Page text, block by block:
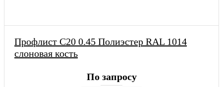
Профлист С20 0.45 Полиэстер RAL 1014
слоновая кость
По запросу